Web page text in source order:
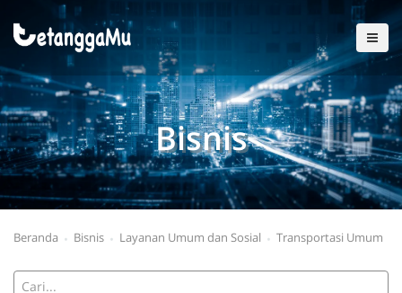
Bisnis
Beranda Bisnis Layanan Umum dan Sosial Transportasi Umum